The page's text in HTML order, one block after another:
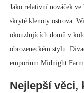
Jako relativní nováček ve
skryté klenoty ostrova.
okouzlujících domů v
obrozeneckém stylu.
emporium Midnight
Nejlepší věci,